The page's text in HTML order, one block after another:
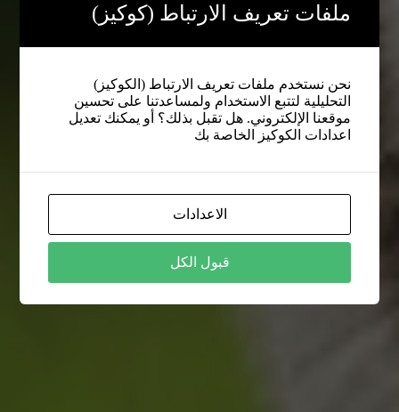
ملفات تعريف الارتباط (كوكيز)
نحن نستخدم ملفات تعريف الارتباط (الكوكيز)
التحليلية لتتبع الاستخدام ولمساعدتنا على تحسين
موقعنا الإلكتروني. هل تقبل بذلك؟ أو يمكنك تعديل
اعدادات الكوكيز الخاصة بك
الاعدادات
قبول الكل